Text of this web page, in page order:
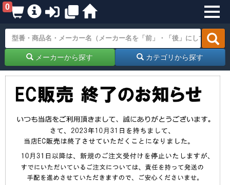
0
メーカーから探す カテゴリから探す